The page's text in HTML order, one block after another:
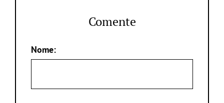
Comente
Nome: